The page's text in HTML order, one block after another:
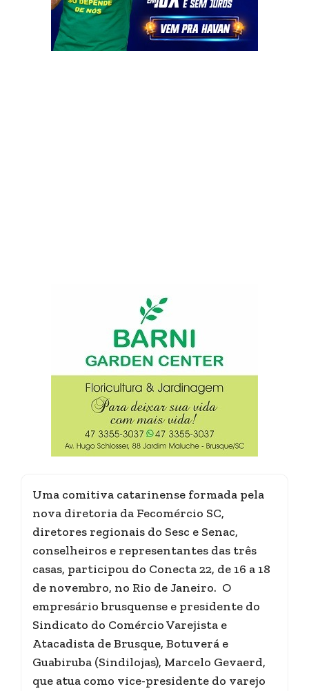
Uma comitiva catarinense formada pela
nova diretoria da Fecomércio SC,
diretores regionais do Sesc e Senac,
conselheiros e representantes das três
casas, participou do Conecta 22, de 16 a 18
de novembro, no Rio de Janeiro. O
empresário brusquense e presidente do
Sindicato do Comércio Varejista e
Atacadista de Brusque, Botuverá e
Guabiruba (Sindilojas), Marcelo Gevaerd,
que atua como vice-presidente do varejo